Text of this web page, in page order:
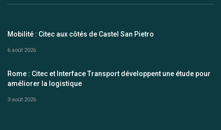
Mobilité : Citec aux côtés de Castel San Pietro
6 août 2026
Rome : Citec et Interface Transport développent une étude pour
améliorer la logistique
3 août 2026